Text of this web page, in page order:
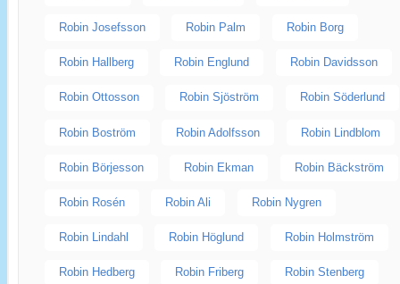
Robin Josefsson Robin Palm Robin Borg
Robin Hallberg Robin Englund Robin Davidsson
Robin Ottosson Robin Sjöström Robin Söderlund
Robin Boström Robin Adolfsson Robin Lindblom
Robin Börjesson Robin Ekman Robin Bäckström
Robin Rosén Robin Ali Robin Nygren
Robin Lindahl Robin Höglund Robin Holmström
Robin Hedberg Robin Friberg Robin Stenberg